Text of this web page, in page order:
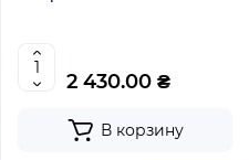
2 430.00 ₴
В корзину